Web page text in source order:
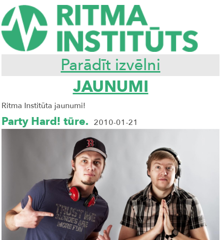
Parādīt izvēlni
JAUNUMI
Ritma Institūta jaunumi!
Party Hard! tūre. 2010-01-21